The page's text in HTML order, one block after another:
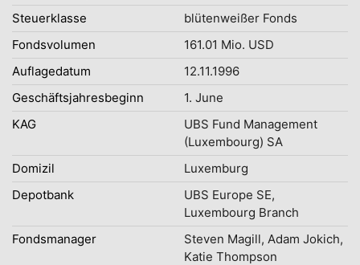
Steuerklasse
blütenweißer Fonds
Fondsvolumen
161.01 Mio. USD
Auflagedatum
12.11.1996
Geschäftsjahresbeginn
1. June
KAG
UBS Fund Management
(Luxembourg) SA
Domizil
Luxemburg
Depotbank
UBS Europe SE,
Luxembourg Branch
Fondsmanager
Steven Magill, Adam Jokich,
Katie Thompson